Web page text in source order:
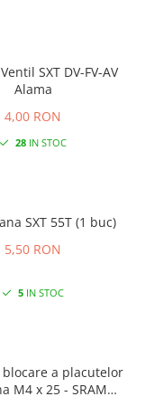
SXT DV-FV-AV
Alama
4,00 RON
28 IN STOC
SXT 55T (1 buc)
5,50 RON
5 IN STOC
a placutelor
M4 x 25 - SRAM